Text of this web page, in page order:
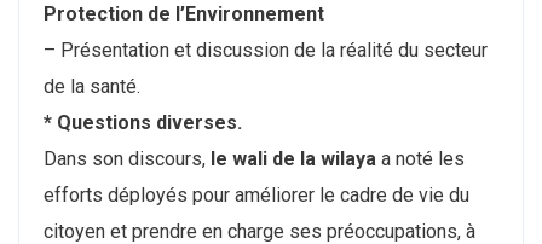
Protection de l’Environnement
– Présentation et discussion de la réalité du secteur
de la santé.
* Questions diverses.
Dans son discours, le wali de la wilaya a noté les
efforts déployés pour améliorer le cadre de vie du
citoyen et prendre en charge ses préoccupations, à